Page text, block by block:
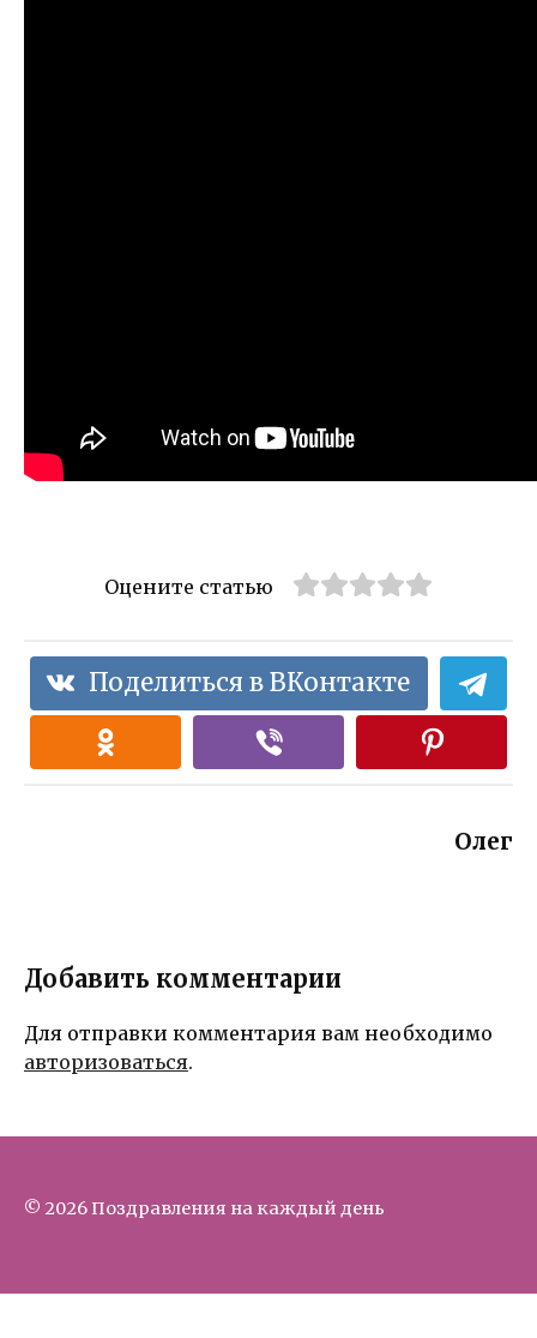
Оцените статью
Поделиться в ВКонтакте
Олег
Добавить комментарии
Для отправки комментария вам необходимо
авторизоваться.
© 2026 Поздравления на каждый день